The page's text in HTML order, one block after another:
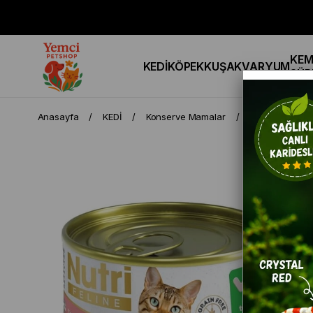
KEDİKÖPEKKUŞAKVARYUM
Anasayfa KEDİ Konserve Mamalar Nutri Feline